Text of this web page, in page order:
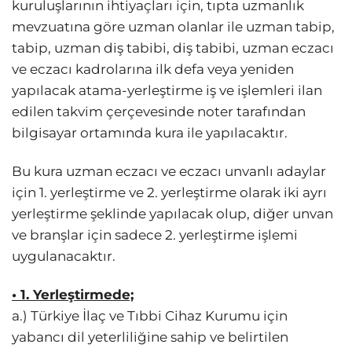
kuruluşlarının ihtiyaçları için, tıpta uzmanlık
mevzuatına göre uzman olanlar ile uzman tabip,
tabip, uzman diş tabibi, diş tabibi, uzman eczacı
ve eczacı kadrolarına ilk defa veya yeniden
yapılacak atama-yerleştirme iş ve işlemleri ilan
edilen takvim çerçevesinde noter tarafından
bilgisayar ortamında kura ile yapılacaktır.
Bu kura uzman eczacı ve eczacı unvanlı adaylar
için 1. yerleştirme ve 2. yerleştirme olarak iki ayrı
yerleştirme şeklinde yapılacak olup, diğer unvan
ve branşlar için sadece 2. yerleştirme işlemi
uygulanacaktır.
• 1. Yerleştirmede;
a.) Türkiye İlaç ve Tıbbi Cihaz Kurumu için
yabancı dil yeterliliğine sahip ve belirtilen